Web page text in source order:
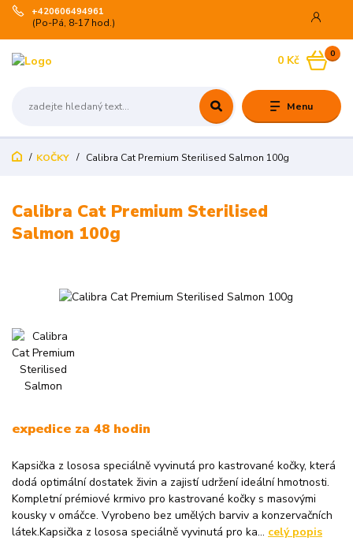
Menu
+420606494961
(Po-Pá, 8-17 hod.)
0
0 Kč
KOČKY Calibra Cat Premium Sterilised Salmon 100g
Calibra Cat Premium Sterilised
Salmon 100g
expedice za 48 hodin
Kapsička z lososa speciálně vyvinutá pro kastrované kočky, která
dodá optimální dostatek živin a zajistí udržení ideální hmotnosti.
Kompletní prémiové krmivo pro kastrované kočky s masovými
kousky v omáčce. Vyrobeno bez umělých barviv a konzervačních
látek.Kapsička z lososa speciálně vyvinutá pro ka... celý popis